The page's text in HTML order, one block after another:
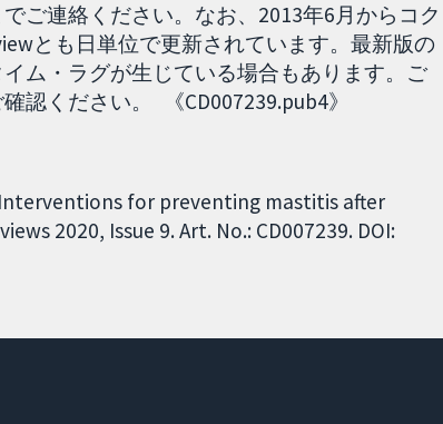
ご連絡ください。なお、2013年6月からコク
とも日単位で更新されています。最新版の
ム・ラグが生じている場合もあります。ご
認ください。 《CD007239.pub4》
Interventions for preventing mastitis after
2020, Issue 9. Art. No.: CD007239. DOI: